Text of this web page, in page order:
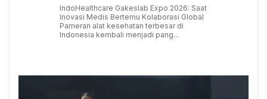
IndoHealthcare Gakeslab Expo 2026: Saat
Inovasi Medis Bertemu Kolaborasi Global
Pameran alat kesehatan terbesar di
Indonesia kembali menjadi pang...